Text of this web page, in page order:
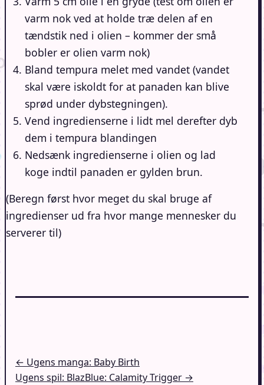
varm nok ved at holde træ delen af en
tændstik ned i olien – kommer der små
bobler er olien varm nok)
Bland tempura melet med vandet (vandet
skal være iskoldt for at panaden kan blive
sprød under dybstegningen).
Vend ingredienserne i lidt mel derefter dyb
dem i tempura blandingen
Nedsænk ingredienserne i olien og lad
koge indtil panaden er gylden brun.
(Beregn først hvor meget du skal bruge af
ingredienser ud fra hvor mange mennesker du
serverer til)
Indlægsnavigation
← Ugens manga: Baby Birth
Ugens spil: BlazBlue: Calamity Trigger →